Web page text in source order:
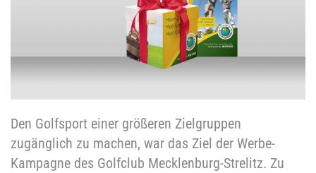
Den Golfsport einer größeren Zielgruppen
zugänglich zu machen, war das Ziel der Werbe-
Kampagne des Golfclub Mecklenburg-Strelitz. Zu